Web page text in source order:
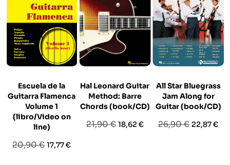
Escuela de la
Guitarra Flamenca
Volume 1
(libro/Video on
line)
Prezzo
20,90 €Prezzo
17,77 €
Hal Leonard Guitar
Method: Barre
Chords (book/CD)
Prezzo
21,90 € Prezzo
18,62 €
All Star Bluegrass
Jam Along for
Guitar (book/CD)
Prezzo
26,90 € Prezzo
22,87 €